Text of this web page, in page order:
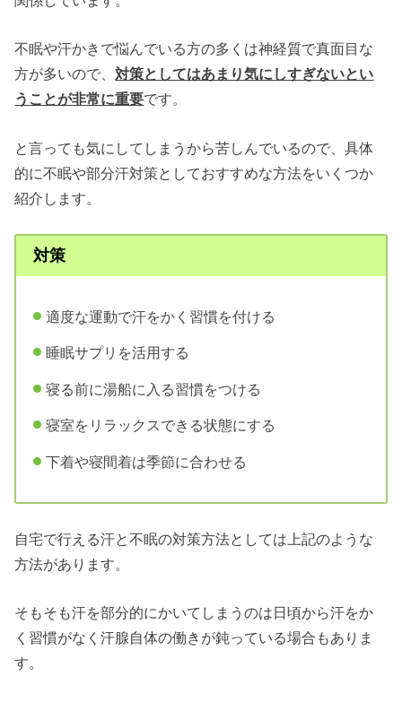
不眠や汗かきで悩んでいる方の多くは神経質で真面目な
方が多いので、対策としてはあまり気にしすぎないとい
うことが非常に重要です。
と言っても気にしてしまうから苦しんでいるので、具体
的に不眠や部分汗対策としておすすめな方法をいくつか
紹介します。
対策
適度な運動で汗をかく習慣を付ける
睡眠サプリを活用する
寝る前に湯船に入る習慣をつける
寝室をリラックスできる状態にする
下着や寝間着は季節に合わせる
自宅で行える汗と不眠の対策方法としては上記のような
方法があります。
そもそも汗を部分的にかいてしまうのは日頃から汗をか
く習慣がなく汗腺自体の働きが鈍っている場合もありま
す。